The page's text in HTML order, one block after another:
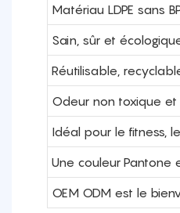
Matériau LDPE sans
Sain, sûr et
Réutilisable,
Odeur non toxique et
Idéal pour le fitness,
Une couleur Pantone
OEM ODM est le